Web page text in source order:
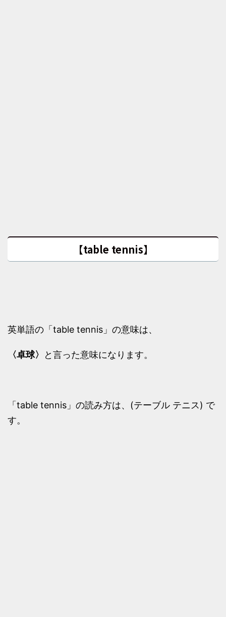
【table tennis】
英単語の「table tennis」の意味は、
〈卓球〉 と言った意味になります。
「table tennis」の読み方は、(テーブル テニス) で
す。